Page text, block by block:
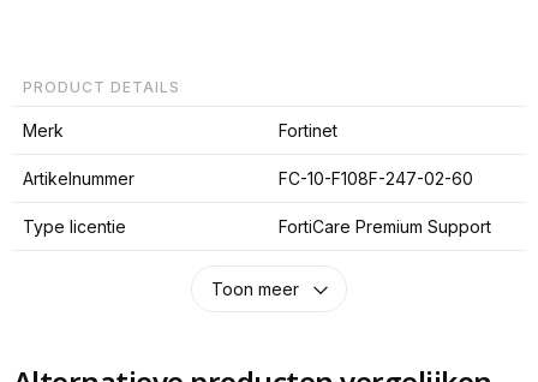
PRODUCT DETAILS
Merk Fortinet
Artikelnummer FC-10-F108F-247-02-60
Type licentie FortiCare Premium Support
Toon meer